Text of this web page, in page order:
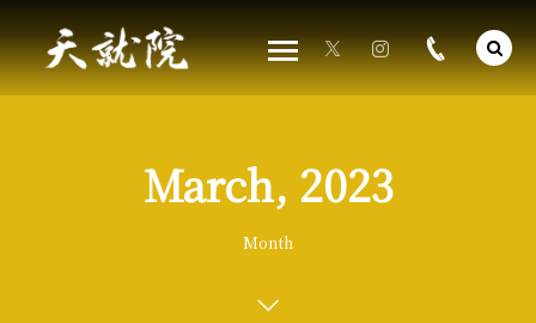
March, 2023
Month